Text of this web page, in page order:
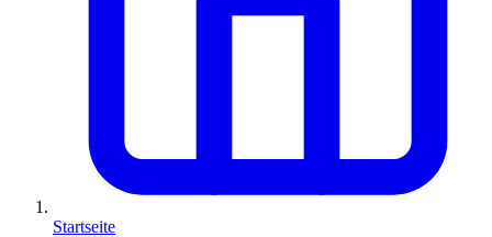
Startseite